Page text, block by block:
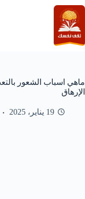
التجاوز
إلى
المحتوى
ماهي اسباب الشعور
الإرهاق
19 يناير، 2025